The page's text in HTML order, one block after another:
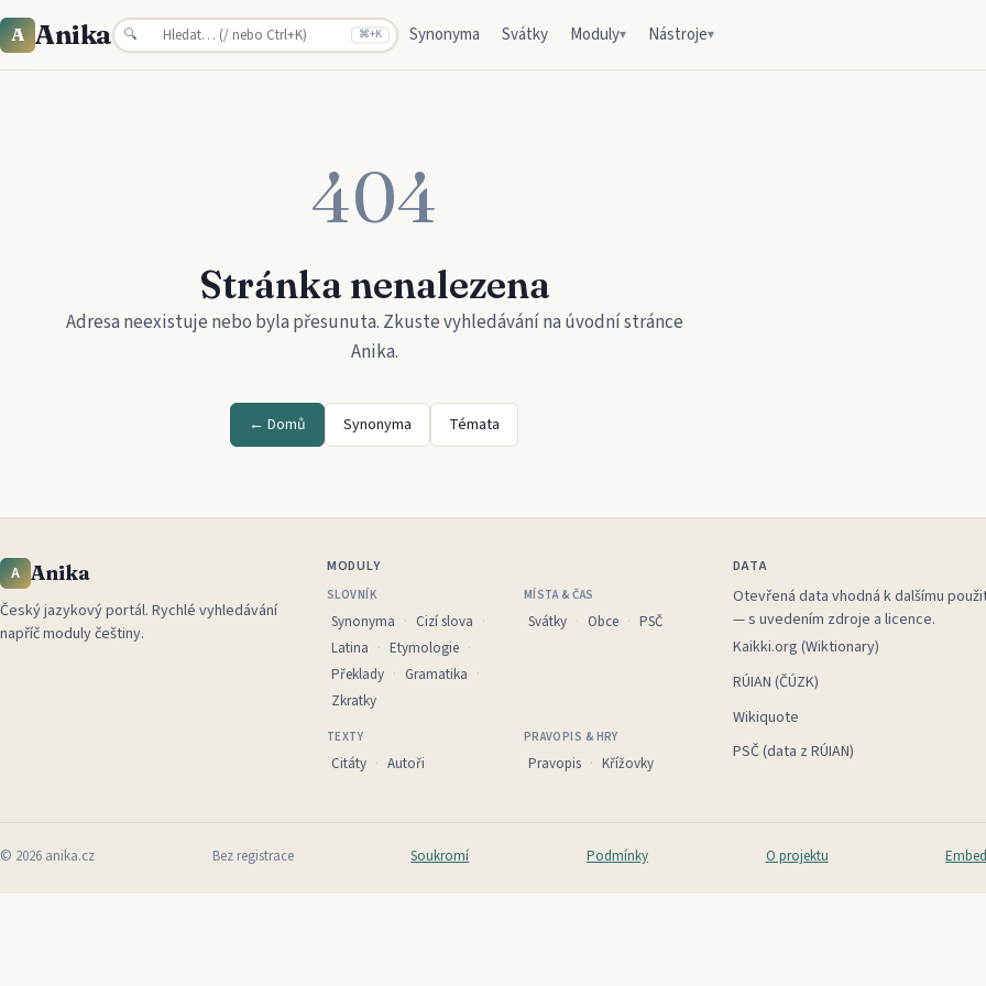
A Anika 🔍 ⌘+K Synonyma Svátky Moduly▾ Nástroje▾
404
Stránka nenalezena
Adresa neexistuje nebo byla přesunuta. Zkuste vyhledávání na úvodní stránce
Anika.
← Domů Synonyma Témata
A Anika
Český jazykový portál. Rychlé vyhledávání
napříč moduly češtiny.
MODULY
SLOVNÍK
Synonyma
Cizí slova
Latina
Etymologie
Překlady
Gramatika
Zkratky
MÍSTA & ČAS
Svátky Obce PSČ
TEXTY
Citáty Autoři
PRAVOPIS & HRY
Pravopis Křížovky
DATA
Otevřená data vhodná k dalšímu
— s uvedením zdroje a licence.
Kaikki.org (Wiktionary)
RÚIAN (ČÚZK)
Wikiquote
PSČ (data z RÚIAN)
© 2026 anika.cz Bez registrace Soukromí Podmínky O projektu